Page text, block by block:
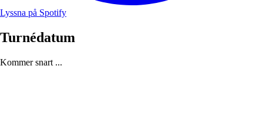
Lyssna på Spotify
Turnédatum
Kommer snart ...